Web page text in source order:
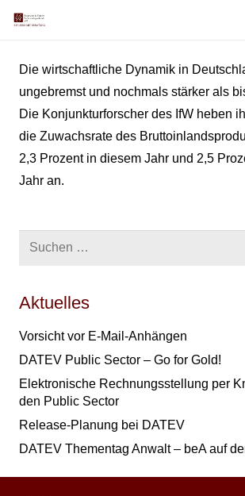
Die wirtschaftliche Dynamik in
ungebremst und nochmals stärker als
Die Konjunkturforscher des IfW heben
die Zuwachsrate des
2,3 Prozent in diesem Jahr und 2,5
Jahr an.
Suchen
Aktuelles
Vorsicht vor E-Mail-Anhängen
DATEV Public Sector – Go for Gold!
Elektronische Rechnungsstellung per
den Public Sector
Release-Planung bei DATEV
DATEV Thementag Anwalt – beA auf